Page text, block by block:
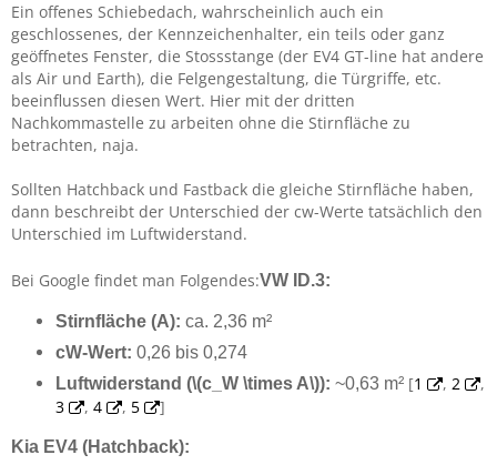
Ein offenes Schiebedach, wahrscheinlich auch ein
geschlossenes, der Kennzeichenhalter, ein teils oder ganz
geöffnetes Fenster, die Stossstange (der EV4 GT-line hat andere
als Air und Earth), die Felgengestaltung, die Türgriffe, etc.
beeinflussen diesen Wert. Hier mit der dritten
Nachkommastelle zu arbeiten ohne die Stirnfläche zu
betrachten, naja.
Sollten Hatchback und Fastback die gleiche Stirnfläche haben,
dann beschreibt der Unterschied der cw-Werte tatsächlich den
Unterschied im Luftwiderstand.
Bei Google findet man Folgendes:VW ID.3:
Stirnfläche (A): ca. 2,36 m²
cW-Wert: 0,26 bis 0,274
Luftwiderstand (\(c_W \times A\)): ~0,63 m² [1 , 2
,
3
, 4 , 5 ]
Kia EV4 (Hatchback):